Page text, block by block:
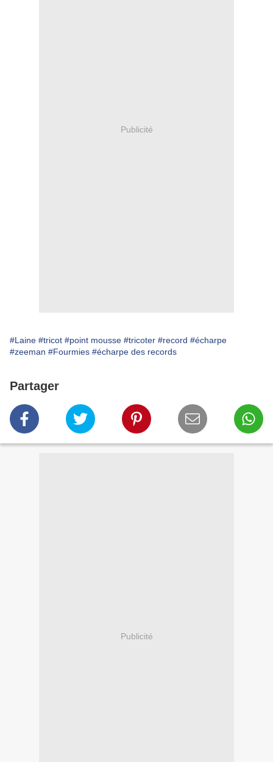
Publicité
#Laine #tricot #point mousse #tricoter #record #écharpe
#zeeman #Fourmies #écharpe des records
Partager
Publicité